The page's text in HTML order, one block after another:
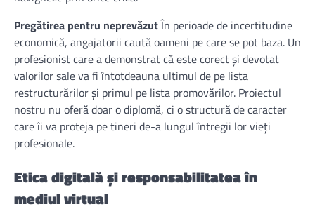
Pregătirea pentru neprevăzutÎn perioade de incertitudine
economică, angajatorii caută oameni pe care se pot baza. Un
profesionist care a demonstrat că este corect și devotat
valorilor sale va fi întotdeauna ultimul de pe lista
restructurărilor și primul pe lista promovărilor. Proiectul
nostru nu oferă doar o diplomă, ci o structură de caracter
care îi va proteja pe tineri de-a lungul întregii lor vieți
profesionale.
Etica digitală și responsabilitatea în
mediul virtual